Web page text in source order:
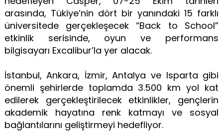
arasında, Tükiye’nin dört bir yanındaki 15 farklı
üniversitede gerçekleşecek “Back to School”
etkinlik serisinde, oyun ve performans
bilgisayarı Excalibur’la yer alacak.
İstanbul, Ankara, İzmir, Antalya ve Isparta gibi
önemli şehirlerde toplamda 3.500 km yol kat
edilerek gerçekleştirilecek etkinlikler, gençlerin
akademik hayatına renk katmayı ve sosyal
bağlantılarını geliştirmeyi hedefliyor.